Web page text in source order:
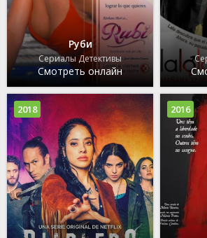
Руби
Сериалы Детективы
Смотреть онлайн
2018 2016